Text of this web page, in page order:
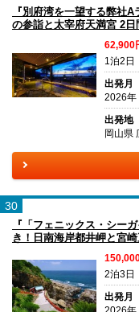
『別府湾を一望する弊社
の参詣と太宰府天満宮 2日
62,900
1泊2日
出発月
2026
出発地
岡山県
30
『「フェニックス・シー
き！日南海岸都井岬と宮
2泊3日
出発月